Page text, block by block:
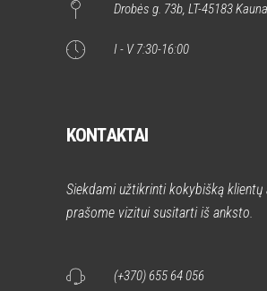
Drobės g. 73b, LT-45183
I - V 7:30-16:00
KONTAKTAI
Siekdami užtikrinti kokybišką klientų
prašome vizitui susitarti iš anksto.
(+370) 655 64 056